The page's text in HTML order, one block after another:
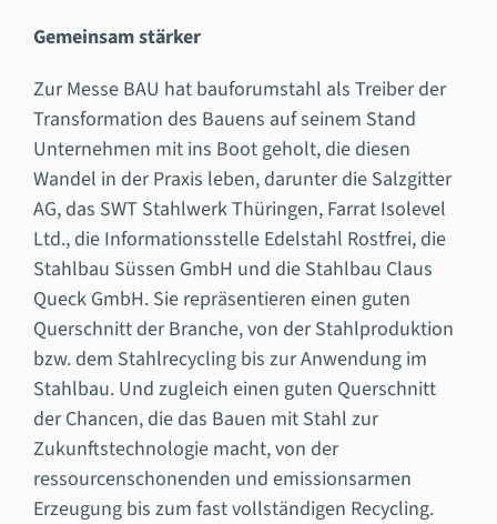
Gemeinsam stärker
Zur Messe BAU hat bauforumstahl als Treiber der
Transformation des Bauens auf seinem Stand
Unternehmen mit ins Boot geholt, die diesen
Wandel in der Praxis leben, darunter die Salzgitter
AG, das SWT Stahlwerk Thüringen, Farrat Isolevel
Ltd., die Informationsstelle Edelstahl Rostfrei, die
Stahlbau Süssen GmbH und die Stahlbau Claus
Queck GmbH. Sie repräsentieren einen guten
Querschnitt der Branche, von der Stahlproduktion
bzw. dem Stahlrecycling bis zur Anwendung im
Stahlbau. Und zugleich einen guten Querschnitt
der Chancen, die das Bauen mit Stahl zur
Zukunftstechnologie macht, von der
ressourcenschonenden und emissionsarmen
Erzeugung bis zum fast vollständigen Recycling.